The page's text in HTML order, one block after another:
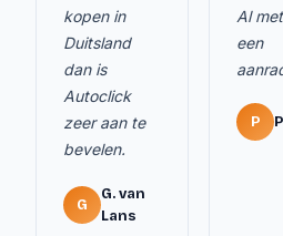
kopen in
Duitsland
dan is
Autoclick
zeer aan te
bevelen.
G
G. van
Lans
Al
een
P